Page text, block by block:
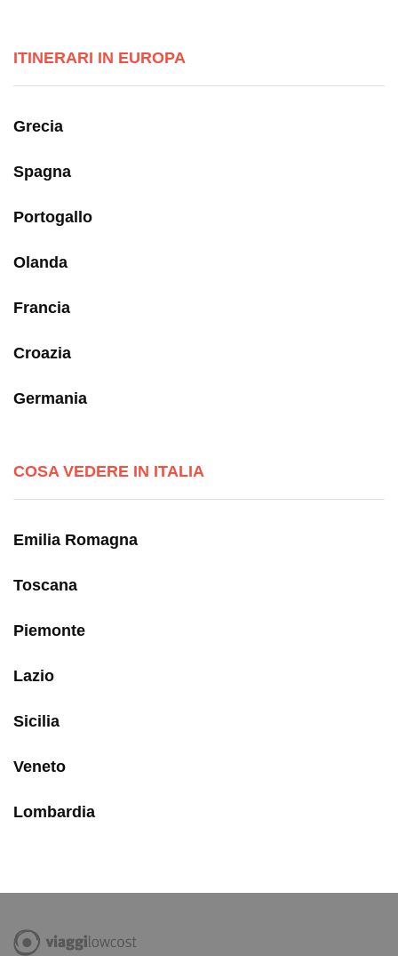
ITINERARI IN EUROPA
Grecia
Spagna
Portogallo
Olanda
Francia
Croazia
Germania
COSA VEDERE IN ITALIA
Emilia Romagna
Toscana
Piemonte
Lazio
Sicilia
Veneto
Lombardia